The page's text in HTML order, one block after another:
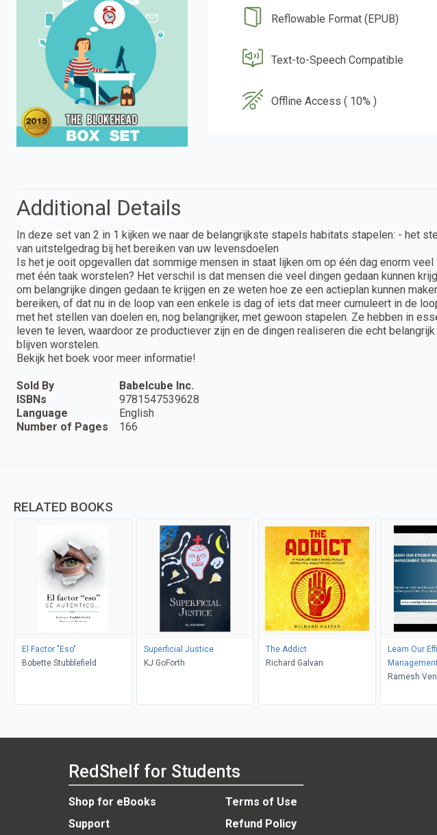
Reflowable Format (EPUB)
Text-to-Speech Compatible
Offline Access ( 10% )
Additional Details
In deze set van 2 in 1 kijken we naar de belangrijkste stapels habitats stapelen: - het
van uitstelgedrag bij het bereiken van uw levensdoelen
Is het je ooit opgevallen dat sommige mensen in staat lijken om op één dag enorm
met één taak worstelen? Het verschil is dat mensen die veel dingen gedaan kunnen
om belangrijke dingen gedaan te krijgen en ze weten hoe ze een actieplan kunnen
bereiken, of dat nu in de loop van een enkele is dag of iets dat meer cumuleert in de
met het stellen van doelen en, nog belangrijker, met gewoon stapelen. Ze hebben in
leven te leven, waardoor ze productiever zijn en de dingen realiseren die echt
blijven worstelen.
Bekijk het boek voor meer informatie!
Sold By
Babelcube Inc.
ISBNs
9781547539628
Language
English
Number of Pages
166
RELATED BOOKS
El Factor "Eso"
Bobette Stubblefield
Superficial Justice
KJ GoForth
The Addict
Richard Galvan
Learn Our
Ramesh
RedShelf for Students
Shop for eBooks
Terms of Use
Support
Refund Policy